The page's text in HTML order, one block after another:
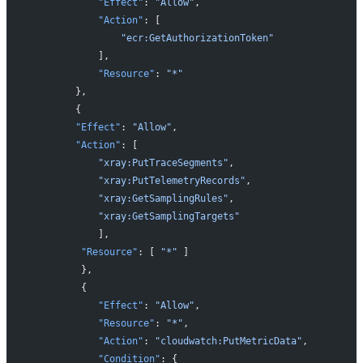
            "Effect"
: "Allow" ,
            "Action"
: [
                "ecr:GetAuthorizationToken"
            ],
            "Resource"
:
"*"
        },
        {
        "Effect"
: "Allow" ,
        "Action"
: [
            "xray:PutTraceSegments"
,
            "xray:PutTelemetryRecords"
,
            "xray:GetSamplingRules"
,
            "xray:GetSamplingTargets"
            ],
         "Resource"
: [ "*"
         },
         {
            "Effect"
: "Allow" ,
            "Resource"
: "*" ,
            "Action"
: "cloudwatch:PutMetricData" ,
            "Condition"
: {